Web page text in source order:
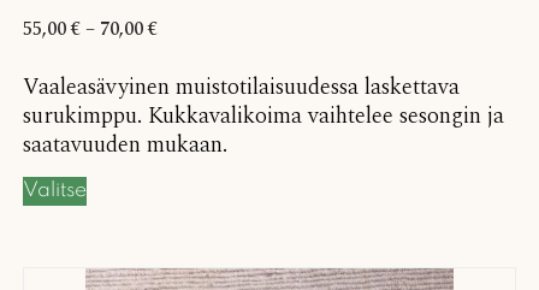
55,00€– 70,00€
Vaaleasävyinen muistotilaisuudessa laskettava
surukimppu. Kukkavalikoima vaihtelee sesongin ja
saatavuuden mukaan.
Valitse